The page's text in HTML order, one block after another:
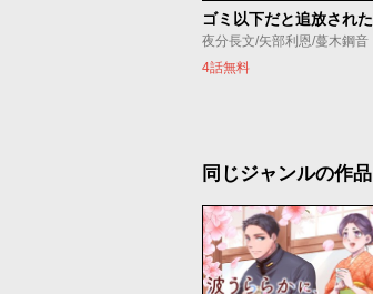
夜分長文/矢部利恩/蔓木鋼音
4話無料
同じジャンルの作品